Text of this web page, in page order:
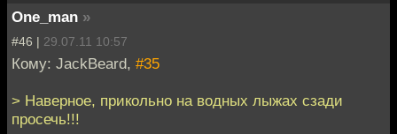
One_man »
#46 | 29.07.11 10:57
Кому: JackBeard, #35
> Наверное, прикольно на водных лыжах сзади
просечь!!!